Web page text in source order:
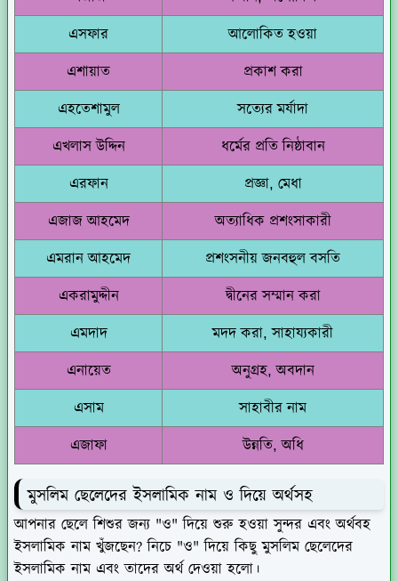
এসফার আলোকিত হওয়া
এশায়াত প্রকাশ করা
এহতেশামুল সত্যের মর্যাদা
এখলাস উদ্দিন ধর্মের প্রতি নিষ্ঠাবান
এরফান প্রজ্ঞা, মেধা
এজাজ আহমেদ অত্যাধিক প্রশংসাকারী
এমরান আহমেদ প্রশংসনীয় জনবহুল বসতি
একরামুদ্দীন দ্বীনের সম্মান করা
এমদাদ মদদ করা, সাহায্যকারী
এনায়েত অনুগ্রহ, অবদান
এসাম সাহাবীর নাম
এজাফা উন্নতি, অধি
মুসলিম ছেলেদের ইসলামিক নাম ও দিয়ে অর্থসহ
আপনার ছেলে শিশুর জন্য "ও" দিয়ে শুরু হওয়া সুন্দর এবং অর্থবহ
ইসলামিক নাম খুঁজছেন? নিচে "ও" দিয়ে কিছু মুসলিম ছেলেদের
ইসলামিক নাম এবং তাদের অর্থ দেওয়া হলো।